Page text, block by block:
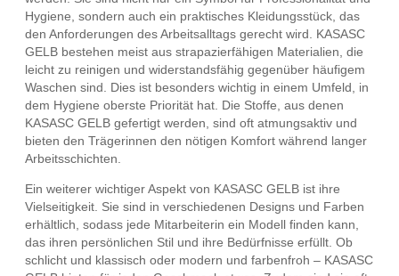
Hygiene, sondern auch ein praktisches Kleidungsstück, das
den Anforderungen des Arbeitsalltags gerecht wird. KASASC
GELB bestehen meist aus strapazierfähigen Materialien, die
leicht zu reinigen und widerstandsfähig gegenüber häufigem
Waschen sind. Dies ist besonders wichtig in einem Umfeld, in
dem Hygiene oberste Priorität hat. Die Stoffe, aus denen
KASASC GELB gefertigt werden, sind oft atmungsaktiv und
bieten den Trägerinnen den nötigen Komfort während langer
Arbeitsschichten.
Ein weiterer wichtiger Aspekt von KASASC GELB ist ihre
Vielseitigkeit. Sie sind in verschiedenen Designs und Farben
erhältlich, sodass jede Mitarbeiterin ein Modell finden kann,
das ihren persönlichen Stil und ihre Bedürfnisse erfüllt. Ob
schlicht und klassisch oder modern und farbenfroh – KASASC